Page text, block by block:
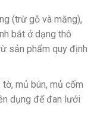
(trừ gỗ và măng),
bắt ở dạng thô
sản phẩm quy định
mủ bún, mủ cốm
dụng để đan lưới